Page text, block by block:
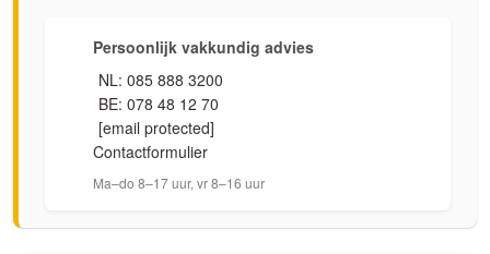
Persoonlijk vakkundig advies
NL: 085 888 3200
BE: 078 48 12 70
[email protected]
Contactformulier
Ma–do 8–17 uur, vr 8–16 uur